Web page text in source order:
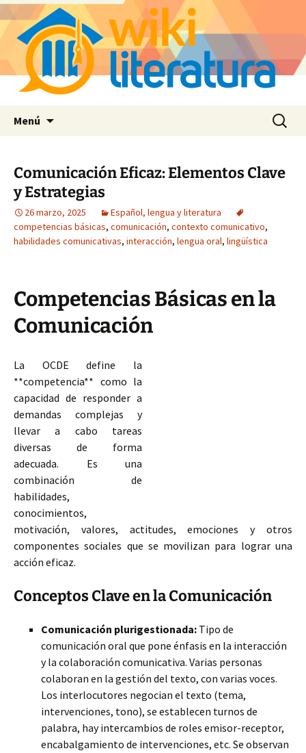
Menú Buscar:
Comunicación Eficaz: Elementos Clave
y Estrategias
26 marzo, 2025
Español, lengua y literatura
competencias básicas, comunicación, contexto comunicativo,
habilidades comunicativas, interacción, lengua oral, lingüística
Competencias Básicas en la
Comunicación
La OCDE define la
**competencia** como la
capacidad de responder a
demandas complejas y
llevar a cabo tareas
diversas de forma
adecuada. Es una
combinación de
habilidades,
conocimientos,
motivación, valores, actitudes, emociones y otros
componentes sociales que se movilizan para lograr una
acción eficaz.
Conceptos Clave en la Comunicación
Comunicación plurigestionada: Tipo de
comunicación oral que pone énfasis en la interacción
y la colaboración comunicativa. Varias personas
colaboran en la gestión del texto, con varias voces.
Los interlocutores negocian el texto (tema,
intervenciones, tono), se establecen turnos de
palabra, hay intercambios de roles emisor-receptor,
encabalgamiento de intervenciones, etc. Se observan